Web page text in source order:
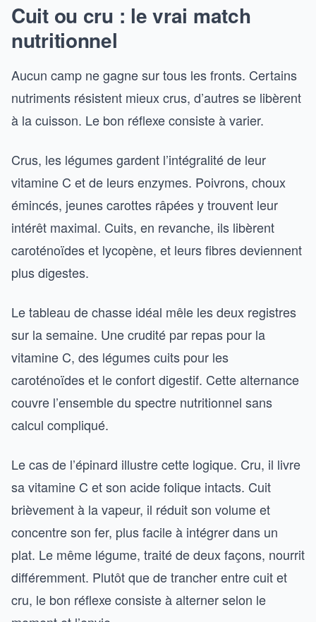
Cuit ou cru : le vrai match
nutritionnel
Aucun camp ne gagne sur tous les fronts. Certains
nutriments résistent mieux crus, d’autres se libèrent
à la cuisson. Le bon réflexe consiste à varier.
Crus, les légumes gardent l’intégralité de leur
vitamine C et de leurs enzymes. Poivrons, choux
émincés, jeunes carottes râpées y trouvent leur
intérêt maximal. Cuits, en revanche, ils libèrent
caroténoïdes et lycopène, et leurs fibres deviennent
plus digestes.
Le tableau de chasse idéal mêle les deux registres
sur la semaine. Une crudité par repas pour la
vitamine C, des légumes cuits pour les
caroténoïdes et le confort digestif. Cette alternance
couvre l’ensemble du spectre nutritionnel sans
calcul compliqué.
Le cas de l’épinard illustre cette logique. Cru, il livre
sa vitamine C et son acide folique intacts. Cuit
brièvement à la vapeur, il réduit son volume et
concentre son fer, plus facile à intégrer dans un
plat. Le même légume, traité de deux façons, nourrit
différemment. Plutôt que de trancher entre cuit et
cru, le bon réflexe consiste à alterner selon le